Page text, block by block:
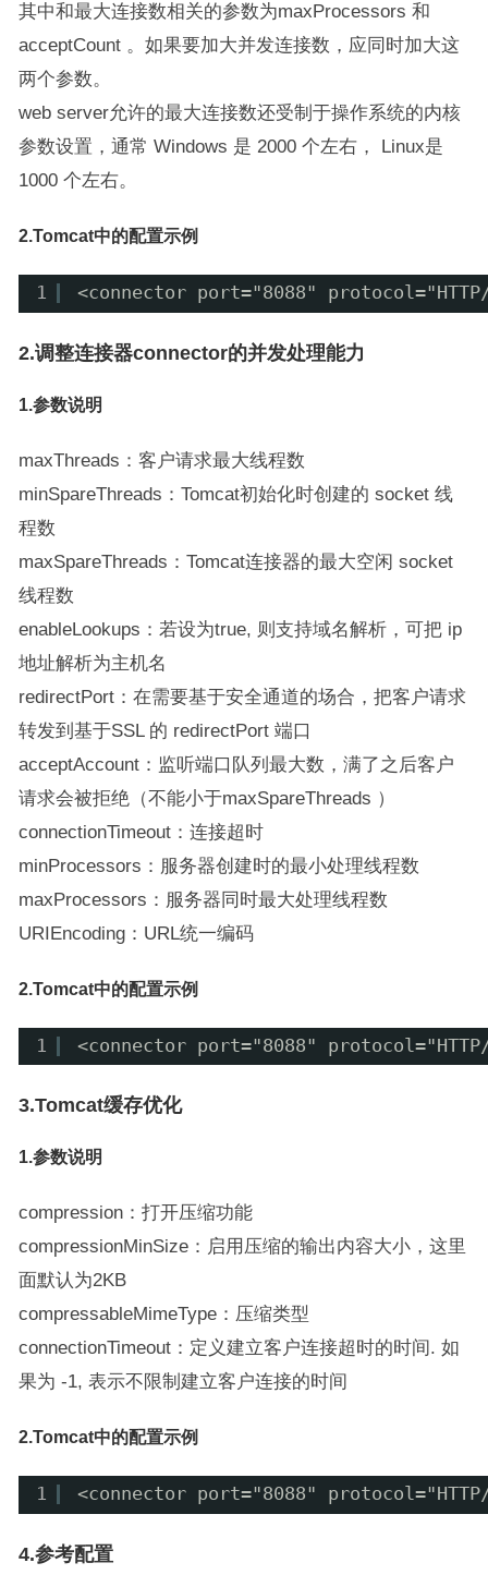
其中和最大连接数相关的参数为maxProcessors 和
acceptCount 。如果要加大并发连接数，应同时加大这
两个参数。
web server允许的最大连接数还受制于操作系统的内核
参数设置，通常 Windows 是 2000 个左右， Linux是
1000 个左右。
2.Tomcat中的配置示例
1 <connector port="8088"
2.调整连接器connector的并发处理能力
1.参数说明
maxThreads：客户请求最大线程数
minSpareThreads：Tomcat初始化时创建的 socket 线
程数
maxSpareThreads：Tomcat连接器的最大空闲 socket
线程数
enableLookups：若设为true, 则支持域名解析，可把 ip
地址解析为主机名
redirectPort：在需要基于安全通道的场合，把客户请求
转发到基于SSL 的 redirectPort 端口
acceptAccount：监听端口队列最大数，满了之后客户
请求会被拒绝（不能小于maxSpareThreads ）
connectionTimeout：连接超时
minProcessors：服务器创建时的最小处理线程数
maxProcessors：服务器同时最大处理线程数
URIEncoding：URL统一编码
2.Tomcat中的配置示例
1 <connector port="8088"
3.Tomcat缓存优化
1.参数说明
compression：打开压缩功能
compressionMinSize：启用压缩的输出内容大小，这里
面默认为2KB
compressableMimeType：压缩类型
connectionTimeout：定义建立客户连接超时的时间. 如
果为 -1, 表示不限制建立客户连接的时间
2.Tomcat中的配置示例
1 <connector port="8088"
4.参考配置